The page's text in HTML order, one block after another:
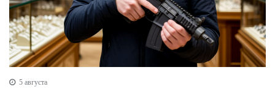
5 августа